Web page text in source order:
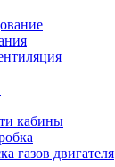
кабины
газов двигателя